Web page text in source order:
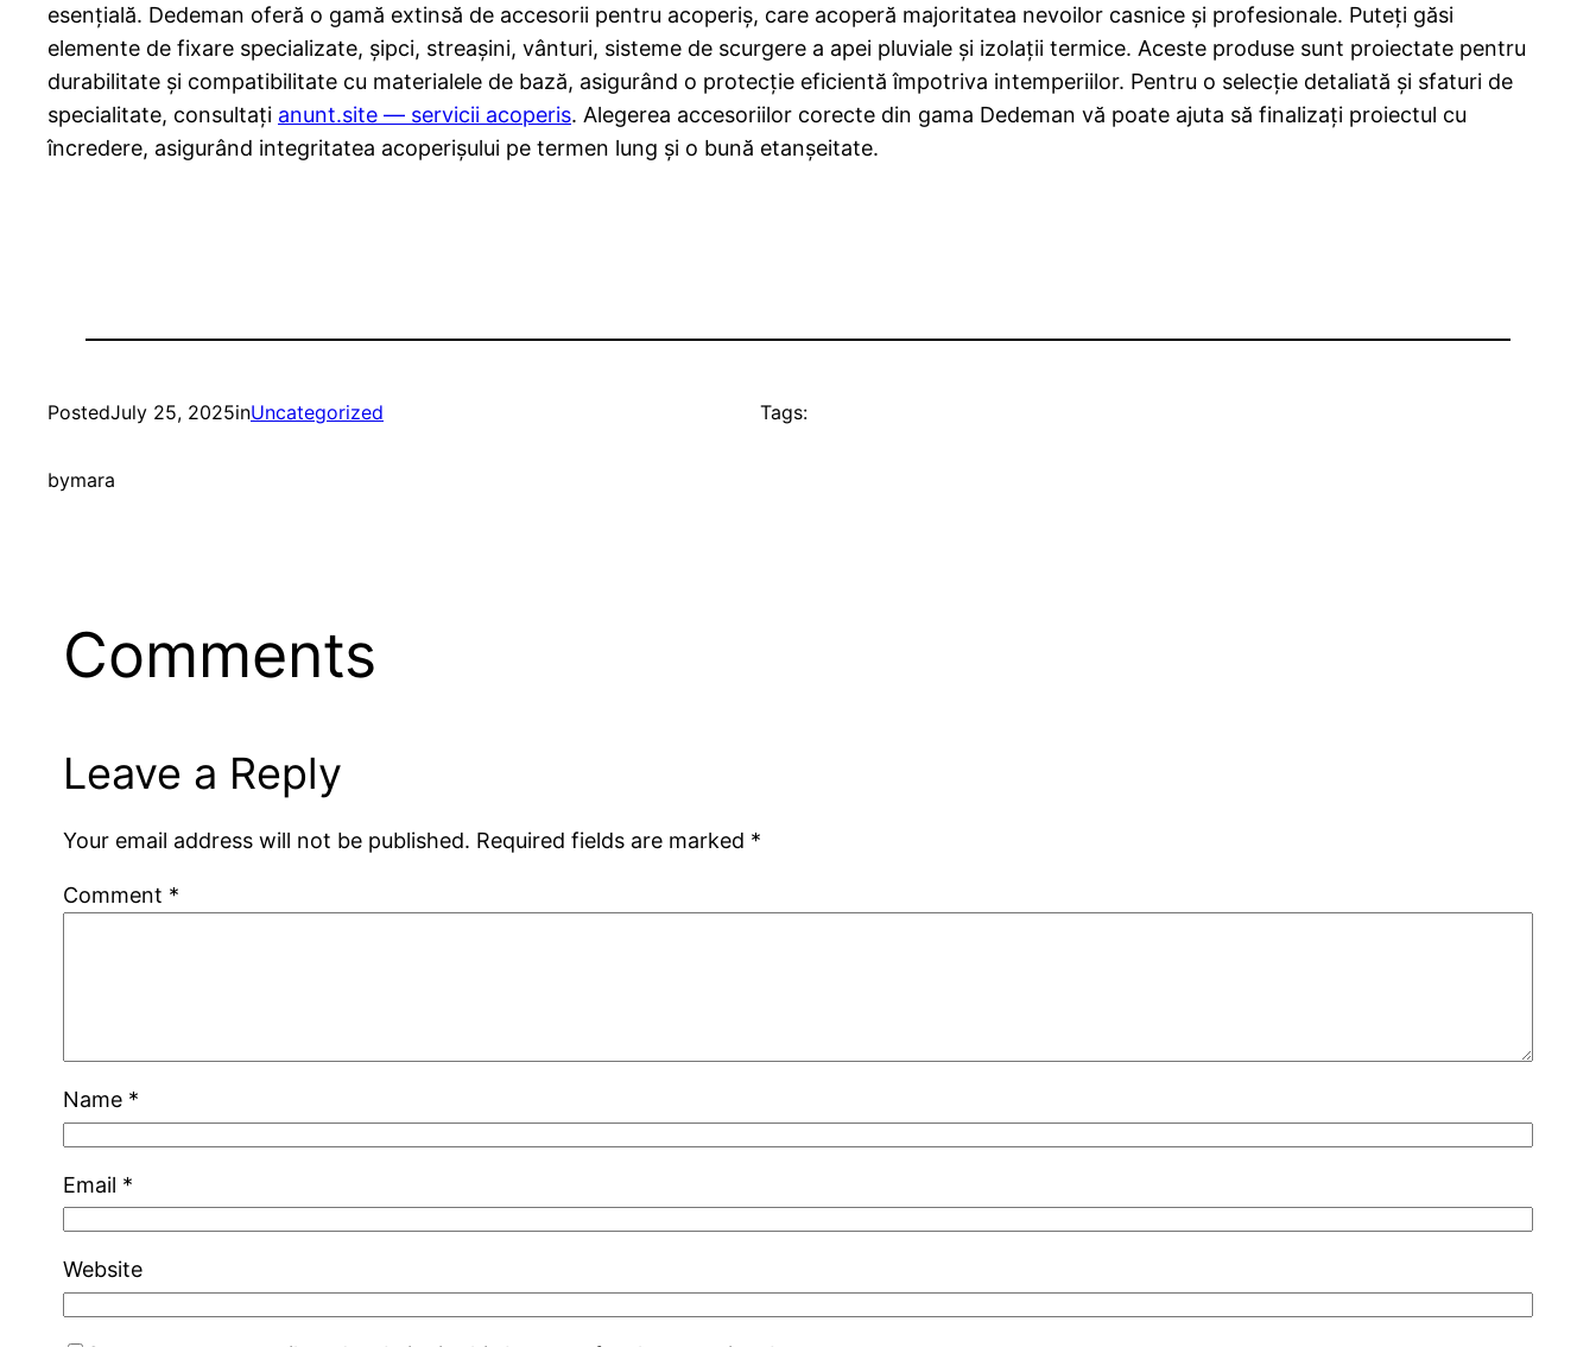
esențială. Dedeman oferă o gamă extinsă de accesorii pentru acoperiș, care acoperă majoritatea nevoilor casnice și profesionale. Puteți găsi
elemente de fixare specializate, șipci, streașini, vânturi, sisteme de scurgere a apei pluviale și izolații termice. Aceste produse sunt proiectate pentru
durabilitate și compatibilitate cu materialele de bază, asigurând o protecție eficientă împotriva intemperiilor. Pentru o selecție detaliată și sfaturi de
specialitate, consultați anunt.site — servicii acoperis. Alegerea accesoriilor corecte din gama Dedeman vă poate ajuta să finalizați proiectul cu
încredere, asigurând integritatea acoperișului pe termen lung și o bună etanșeitate.
PostedJuly 25, 2025inUncategorized
bymara
Tags:
Comments
Leave a Reply
Your email address will not be published. Required fields are marked *
Comment *
Name *
Email *
Website